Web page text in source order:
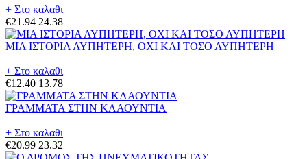
+ Στο καλαθι
€21.94 24.38
ΜΙΑ ΙΣΤΟΡΙΑ ΛΥΠΗΤΕΡΗ, ΟΧΙ ΚΑΙ ΤΟΣΟ ΛΥΠΗΤΕΡΗ
+ Στο καλαθι
€12.40 13.78
ΓΡΑΜΜΑΤΑ ΣΤΗΝ ΚΛΑΟΥΝΤΙΑ
+ Στο καλαθι
€20.99 23.32